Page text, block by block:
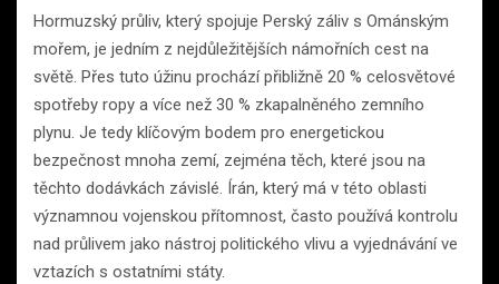
Hormuzský průliv, který spojuje Perský záliv s Ománským
mořem, je jedním z nejdůležitějších námořních cest na
světě. Přes tuto úžinu prochází přibližně 20 % celosvětové
spotřeby ropy a více než 30 % zkapalněného zemního
plynu. Je tedy klíčovým bodem pro energetickou
bezpečnost mnoha zemí, zejména těch, které jsou na
těchto dodávkách závislé. Írán, který má v této oblasti
významnou vojenskou přítomnost, často používá kontrolu
nad průlivem jako nástroj politického vlivu a vyjednávání ve
vztazích s ostatními státy.